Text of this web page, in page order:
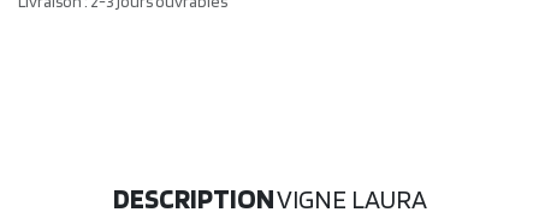
DESCRIPTIONVIGNE LAURA